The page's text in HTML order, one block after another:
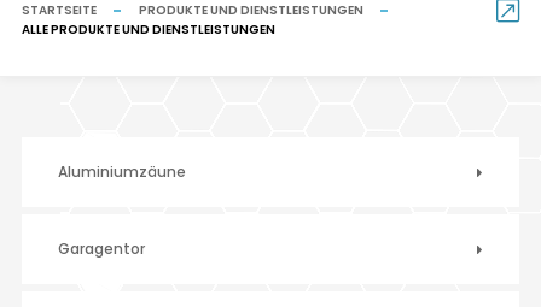
STARTSEITE
PRODUKTE UND DIENSTLEISTUNGEN
ALLE PRODUKTE UND DIENSTLEISTUNGEN
Aluminiumzäune
Garagentor